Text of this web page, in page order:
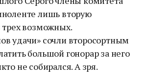
лишь вторую
трех возможных.
удачи» сочли второсортным
большой гонорар за него
не собирался. А зря.